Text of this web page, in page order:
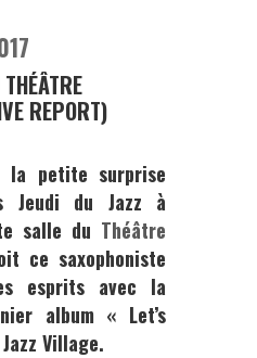
REPORT)
la petite surprise
Jeudi du Jazz à
salle du Théâtre
ce saxophoniste
esprits avec la
album « Let’s
Village.